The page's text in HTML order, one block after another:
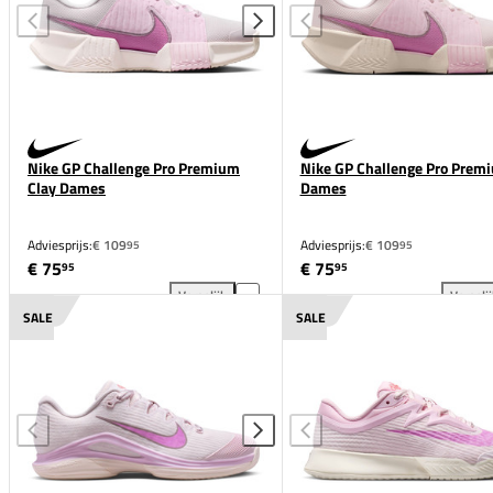
Nike GP Challenge Pro Premium
Clay Dames
Adviesprijs:€ 10995
€ 7595
Vergelijk
Nike GP Challenge Pro Premium Clay Dames
Nike GP Challenge Pro
Dames
Adviesprijs:€ 10995
€ 7595
SALE SALE